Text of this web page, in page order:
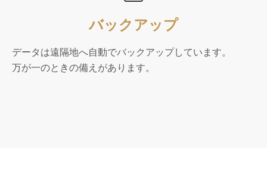
バックアップ
データは遠隔地へ自動でバックアップしています。
万が一のときの備えがあります。